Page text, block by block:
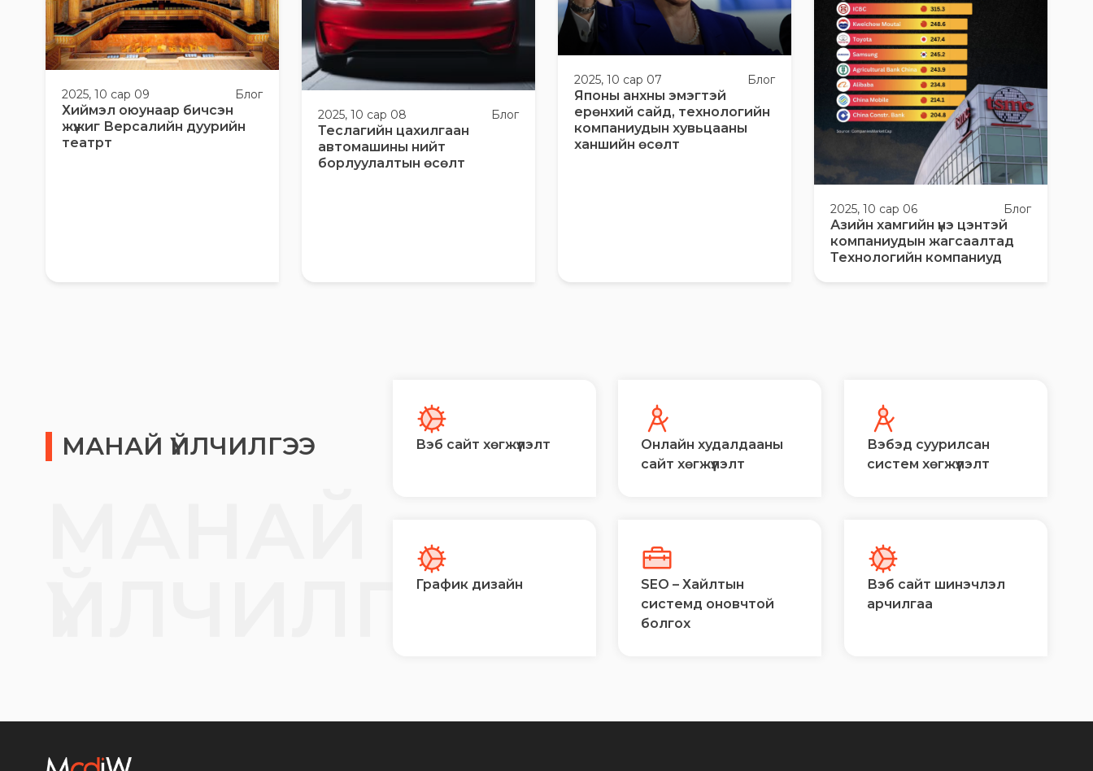
2025, 10 сар 09 Блог
Хиймэл оюунаар бичсэн
жүжиг Версалийн дуурийн
театрт
2025, 10 сар 08 Блог
Теслагийн цахилгаан
автомашины нийт
борлуулалтын өсөлт
2025, 10 сар 07 Блог
Японы анхны эмэгтэй
ерөнхий сайд, технологийн
компаниудын хувьцааны
ханшийн өсөлт
2025, 10 сар 06 Блог
Азийн хамгийн үнэ цэнтэй
компаниудын жагсаалтад
Технологийн компаниуд
МАНАЙ ҮЙЛЧИЛГЭЭ
ҮЙЛЧИЛГЭЭ
Вэб сайт хөгжүүлэлт
Онлайн худалдааны
сайт хөгжүүлэлт
Вэбэд суурилсан
систем хөгжүүлэлт
График дизайн
SEO – Хайлтын
системд оновчтой
болгох
Вэб сайт шинэчлэл
арчилгаа